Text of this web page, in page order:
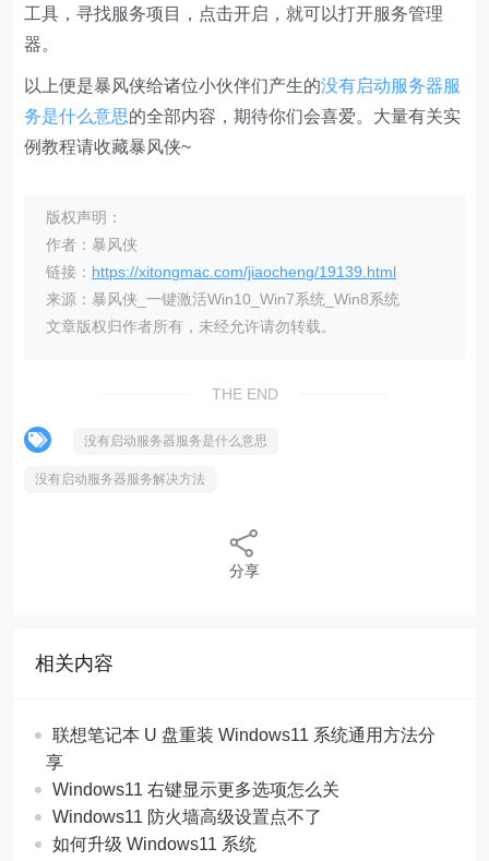
工具，寻找服务项目，点击开启，就可以打开服务管理
器。
以上便是暴风侠给诸位小伙伴们产生的没有启动服务器服
务是什么意思的全部内容，期待你们会喜爱。大量有关实
例教程请收藏暴风侠~
版权声明：
作者：暴风侠
链接： https://xitongmac.com/jiaocheng/19139.html
来源：暴风侠_一键激活Win10_Win7系统_Win8系统
文章版权归作者所有，未经允许请勿转载。
THE END
没有启动服务器服务是什么意思
没有启动服务器服务解决方法
分享
相关内容
联想笔记本 U 盘重装 Windows11 系统通用方法分
享
Windows11 右键显示更多选项怎么关
Windows11 防火墙高级设置点不了
如何升级 Windows11 系统